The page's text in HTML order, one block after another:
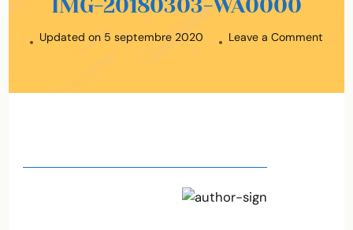
IMG-20180303-WA0000
Updated on 5 septembre 2020 Leave a Comment